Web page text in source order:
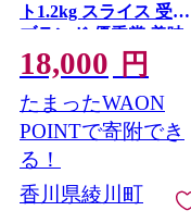
ト1.2kg スライス 受賞
ブランド 優秀賞 美味
しい 冷凍
18,000 円
たまったWAON
POINTで寄附でき
る！
香川県綾川町